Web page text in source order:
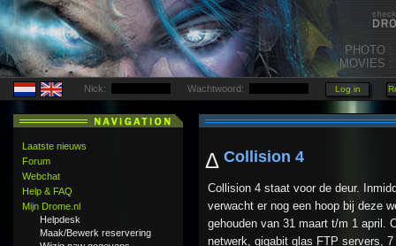
PHOTO :
MOVIES :
Nick: Wachtwoord:
Laatste nieuws
Forum
Webchat
Help & FAQ
Mijn Drome.nl
Helpdesk
Maak/Bewerk reservering
Δ Collision 4
Collision 4 staat voor de deur.
verwacht er nog een hoop bij deze
gehouden van 31 maart t/m 1 april.
netwerk, gigabit glas FTP servers,